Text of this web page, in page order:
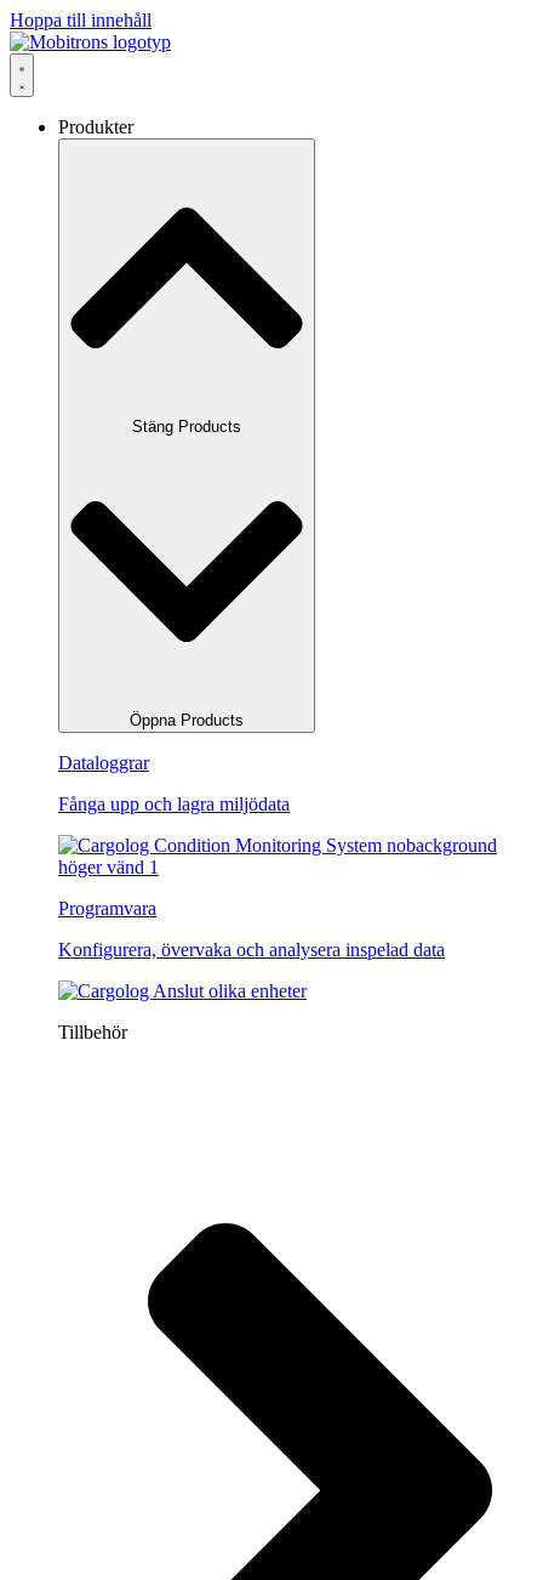
Hoppa till innehåll
Produkter
Stäng Products
Öppna Products
Dataloggrar
Fånga upp och lagra miljödata
Programvara
Konfigurera, övervaka och analysera inspelad data
Tillbehör